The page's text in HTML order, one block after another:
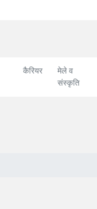
कार्यक्रम शुरू
कैरियर
मेले व
संस्कृति